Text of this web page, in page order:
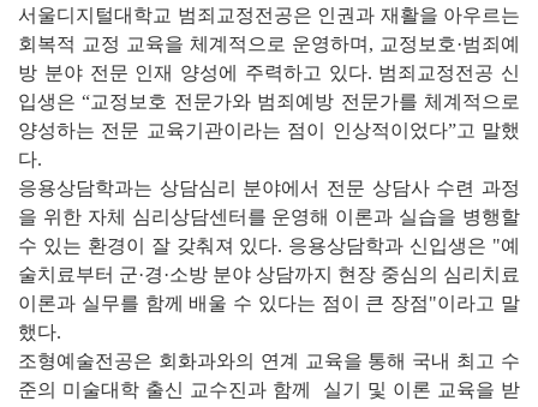
서울디지털대학교 범죄교정전공은 인권과 재활을 아우르는
회복적 교정 교육을 체계적으로 운영하며, 교정보호·범죄예
방 분야 전문 인재 양성에 주력하고 있다. 범죄교정전공 신
입생은 “교정보호 전문가와 범죄예방 전문가를 체계적으로
양성하는 전문 교육기관이라는 점이 인상적이었다”고 말했
다.
응용상담학과는 상담심리 분야에서 전문 상담사 수련 과정
을 위한 자체 심리상담센터를 운영해 이론과 실습을 병행할
수 있는 환경이 잘 갖춰져 있다. 응용상담학과 신입생은 "예
술치료부터 군·경·소방 분야 상담까지 현장 중심의 심리치료
이론과 실무를 함께 배울 수 있다는 점이 큰 장점"이라고 말
했다.
조형예술전공은 회화과와의 연계 교육을 통해 국내 최고 수
준의 미술대학 출신 교수진과 함께 실기 및 이론 교육을 받